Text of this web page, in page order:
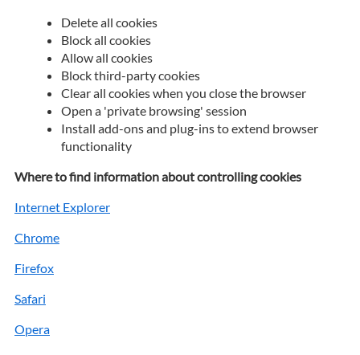
Delete all cookies
Block all cookies
Allow all cookies
Block third-party cookies
Clear all cookies when you close the browser
Open a 'private browsing' session
Install add-ons and plug-ins to extend browser
functionality
Where to find information about controlling cookies
Internet Explorer
Chrome
Firefox
Safari
Opera